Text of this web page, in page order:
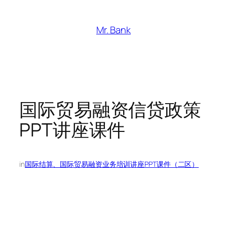
Mr. Bank
国际贸易融资信贷政策
PPT讲座课件
in国际结算、国际贸易融资业务培训讲座PPT课件（二区）